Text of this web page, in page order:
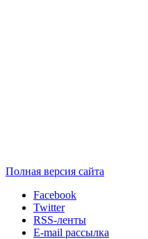
Полная версия сайта
Facebook
Twitter
RSS-ленты
E-mail рассылка